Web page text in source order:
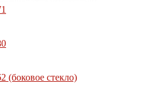
(боковое стекло)